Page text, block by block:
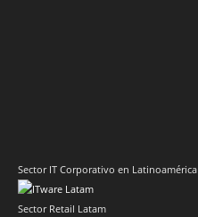
Sector IT Corporativo en Latinoamérica
Sector Retail Latam